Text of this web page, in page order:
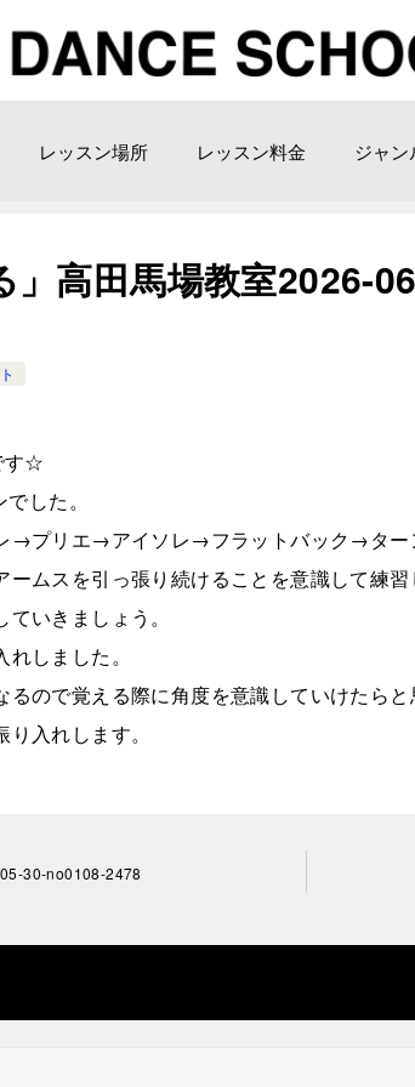
レッスン場所 レッスン料金 ジャン
」高田馬場教室2026-
す☆
した。
→プリエ→アイソレ→フラットバック→ター
ームスを引っ張り続けることを意識して練
いきましょう。
しました。
ので覚える際に角度を意識していけたらと
入れします。
05-30-no0108-2478